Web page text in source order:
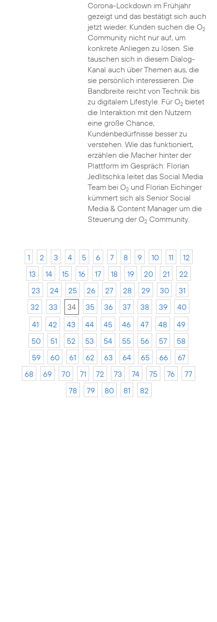
Corona-Lockdown im Frühjahr
gezeigt und das bestätigt sich auch
jetzt wieder. Kunden suchen die O2
Community nicht nur auf, um
konkrete Anliegen zu lösen. Sie
tauschen sich in diesem Dialog-
Kanal auch über Themen aus, die
sie persönlich interessieren. Die
Bandbreite reicht von Technik bis
zu digitalem Lifestyle. Für O2bietet
die Interaktion mit den Nutzern
eine große Chance,
Kundenbedürfnisse besser zu
verstehen. Wie das funktioniert,
erzählen die Macher hinter der
Plattform im Gespräch: Florian
Jedlitschka leitet das Social Media
Team bei O2und Florian Eichinger
kümmert sich als Senior Social
Media & Content Manager um die
Steuerung der O2Community.
1 2 3 4 5 6 7 8 9 10 11
12
13
14 15 16 17 18 19 20 21
22
23
24 25 26 27 28 29 30
31
32
33 34 35 36 37 38 39
40
41
42 43 44 45 46 47 48
49
50
51 52 53 54 55 56 57
58
59
60 61 62 63 64 65 66
67
68
69 70 71 72 73 74 75 76
77
78
79 80 81 82